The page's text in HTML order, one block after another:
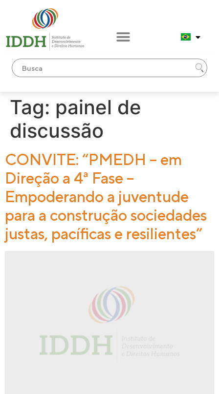
Tag: painel de
discussão
CONVITE: “PMEDH – em
Direção a 4ª Fase –
Empoderando a juventude
para a construção sociedades
justas, pacíficas e resilientes”